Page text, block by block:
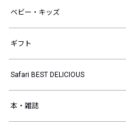
ベビー・キッズ
ギフト
Safari BEST DELICIOUS
本・雑誌